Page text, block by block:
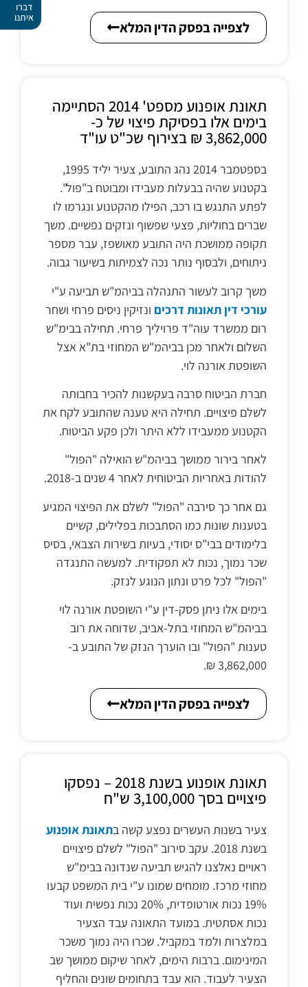
לצפייה בפסק הדין המלא
תאונת אופנוע מספט' 2014 הסתיימה
בימים אלו בפסיקת פיצוי של כ-
3,862,000 ₪ בצירוף שכ"ט עו"ד
בספטמבר 2014 נהג התובע, צעיר יליד 1995,
בקטנוע שהיה בבעלות מעבידו ומבוטח ב"פול".
לפתע התנגש בו רכב, הפילו מהקטנוע ונגרמו לו
שברים בחוליות, פצעי שפשוף ונזקים נפשיים. משך
תקופה ממושכת היה התובע מאושפז, עבר מספר
ניתוחים, ולבסוף נותר נכה לצמיתות בשיעור גבוה.
משך קרוב לעשור התנהלה בביהמ"ש תביעה ע"י
עורכי דין תאונות דרכים ונזיקין ניסים פרחי ושחר
רום ממשרד עוה"ד פרויליך פרחי. תחילה בבימ"ש
השלום ולאחר מכן בביהמ"ש המחוזי בת"א אצל
השופטת אורנה לוי.
חברת הביטוח סרבה בעקשנות להכיר בחבותה
לשלם פיצויים. תחילה היא טענה שהתובע לקח את
הקטנוע ממעבידו ללא היתר ולכן פקע הביטוח.
לאחר בירור ממושך בביהמ"ש הואילה "הפול"
להודות באחריות הביטוחית לאחר 4 שנים ב-2018.
גם אחר כך סירבה "הפול" לשלם את הפיצוי המגיע
בטענות שונות כמו הסתבכות בפלילים, קשיים
בלימודים בבי"ס יסודי, בעיות בשירות הצבאי, בסיס
שכר נמוך, נכות לא תפקודית. למעשה התנגדה
"הפול" לכל פרט ונתון הנוגע לנזק.
בימים אלו ניתן פסק-דין ע"י השופטת אורנה לוי
בביהמ"ש המחוזי בתל-אביב, שדוחה את רוב
טענות "הפול" ובו הוערך הנזק של התובע ב-
3,862,000 ₪.
לצפייה בפסק הדין המלא
תאונת אופנוע בשנת 2018 – נפסקו
פיצויים בסך 3,100,000 ש"ח
צעיר בשנות העשרים נפצע קשה בתאונת אופנוע
בשנת 2018. עקב סירוב "הפול" לשלם פיצויים
ראויים נאלצנו להגיש תביעה שנדונה בבימ"ש
מחוזי מרכז. מומחים שמונו ע"י בית המשפט קבעו
19% נכות אורטופדית, 20% נכות נפשית ועוד
נכות אסתטית. במועד התאונה עבד הצעיר
במלצרות ולמד במקביל. שכרו היה נמוך משכר
המינימום. ברבות הימים, לאחר שיקום ממושך שב
הצעיר לעבוד. הוא עבד בתחומים שונים והחליף
דברו
איתנו